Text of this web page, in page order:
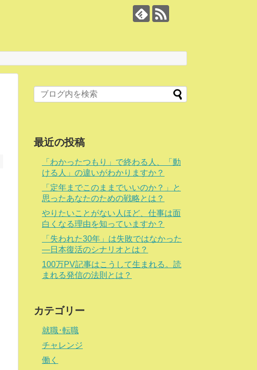
最近の投稿
「わかったつもり」で終わる人、「動
ける人」の違いがわかりますか？
「定年までこのままでいいのか？」と
思ったあなたのための戦略とは？
やりたいことがない人ほど、仕事は面
白くなる理由を知っていますか？
「失われた30年」は失敗ではなかった
―日本復活のシナリオとは？
100万PV記事はこうして生まれる。読
まれる発信の法則とは？
カテゴリー
就職･転職
チャレンジ
働く